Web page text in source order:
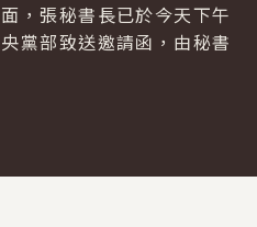
張秘書長已於今天下午
黨部致送邀請函，由秘書